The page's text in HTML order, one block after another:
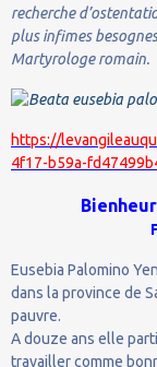
recherche
plus infimes
Martyrologe romain.
https://
4f17-b59a-
Eusebia Palomino
dans la province de
pauvre.
A douze ans elle
travailler comme